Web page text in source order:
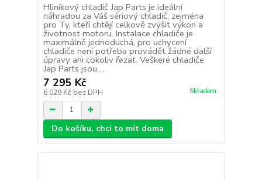
Hliníkový chladič Jap Parts je ideální
náhradou za Váš sériový chladič, zejména
pro Ty, kteří chtějí celkově zvýšit výkon a
životnost motoru. Instalace chladiče je
maximálně jednoduchá, pro uchycení
chladiče není potřeba provádět žádné další
úpravy ani cokoliv řezat. Veškeré chladiče
Jap Parts jsou ...
7 295 Kč
6 029 Kč bez DPH Skladem
Do košíku, chci to mít doma